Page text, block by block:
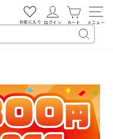
キ
ー
ド
検
索
お気に入り ログイン カート メニュー